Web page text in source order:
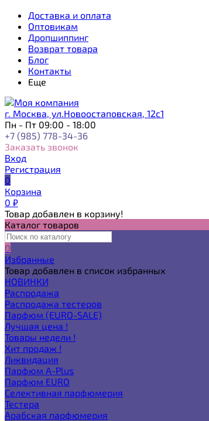
Доставка и оплата
Оптовикам
Дропшиппинг
Возврат товара
Блог
Контакты
Еще
г. Москва, ул.Новоостаповская, 12с1
Пн - Пт 09:00 - 18:00
+7 (985) 778-34-36
Заказать звонок
Вход
Регистрация
0
Корзина
0 ₽
Товар добавлен в корзину!
Каталог товаров
0
Избранные
Товар добавлен в список избранных
НОВИНКИ
Распродажа
Распродажа тестеров
Парфюм (EURO-SALE)
Лучшая цена !
Товары недели !
Хит продаж !
Ликвидация
Парфюм A-Plus
Парфюм EURO
Селективная парфюмерия
Тестера
Арабская парфюмерия